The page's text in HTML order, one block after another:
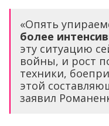
«Опять
более
эту ситуацию
войны, и рост
техники,
этой
заявил